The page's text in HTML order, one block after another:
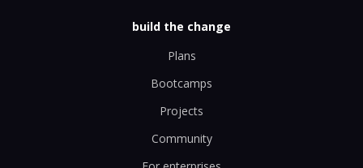
build the change
Plans
Bootcamps
Projects
Community